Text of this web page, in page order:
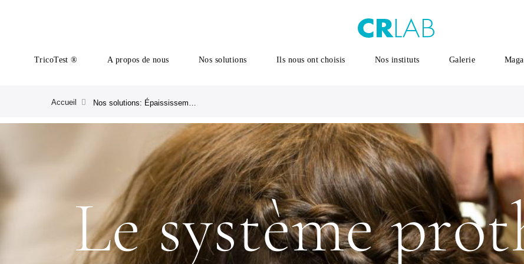
TricoTest ® A propos de nous Nos solutions Ils nous ont choisis Nos instituts Galerie
Accueil
Le système